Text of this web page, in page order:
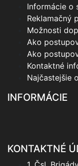
Informácie o
Reklamačný
Možnosti
Ako
Ako
Kontaktné
Najčastejšie
INFORMÁCIE
KONTAKTNÉ